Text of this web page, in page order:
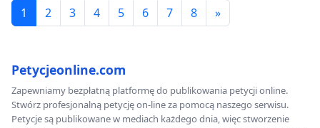
1 2 3 4 5 6 7 8 »
Petycjeonline.com
Zapewniamy bezpłatną platformę do publikowania petycji online.
Stwórz profesjonalną petycję on-line za pomocą naszego serwisu.
Petycje są publikowane w mediach każdego dnia, więc stworzenie